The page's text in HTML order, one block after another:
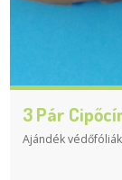
3 Pár
Ajándék